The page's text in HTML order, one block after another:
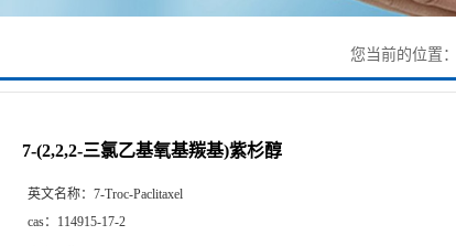
您当前的位置：
7-(2,2,2-三氯乙基氧基羰基)紫杉醇
英文名称： 7-Troc-Paclitaxel
cas： 114915-17-2